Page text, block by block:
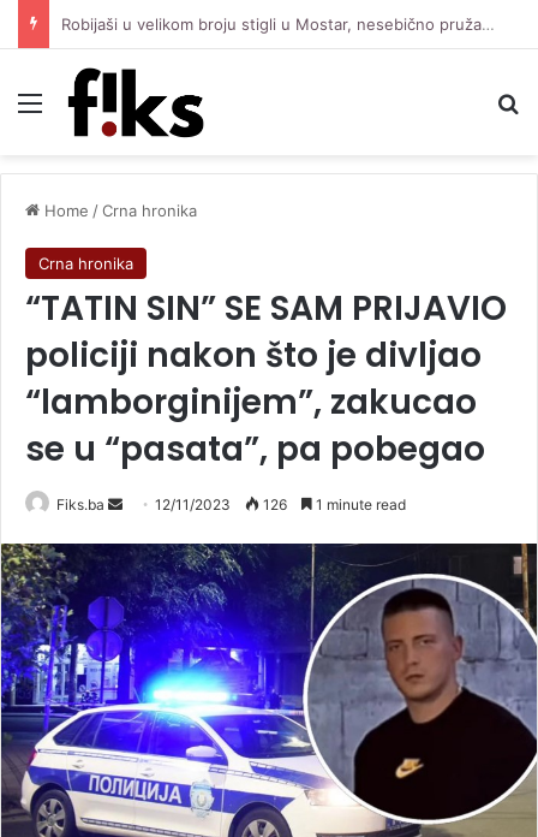
Robijaši u velikom broju stigli u Mostar, nesebično pružaju podršku Čeliku protiv Zrinjskog
Menu
Home /Crna hronika
Crna hronika
“TATIN SIN” SE SAM PRIJAVIO
policiji nakon što je divljao
“lamborginijem”, zakucao
se u “pasata”, pa pobegao
Fiks.ba
Send
email
12/11/2023 126 1 minute read